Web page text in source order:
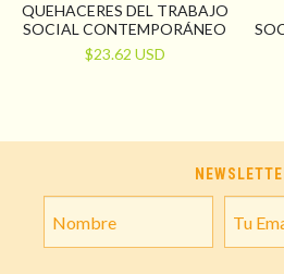
QUEHACERES DEL TRABAJO
SOCIAL CONTEMPORÁNEO
$23.62 USD